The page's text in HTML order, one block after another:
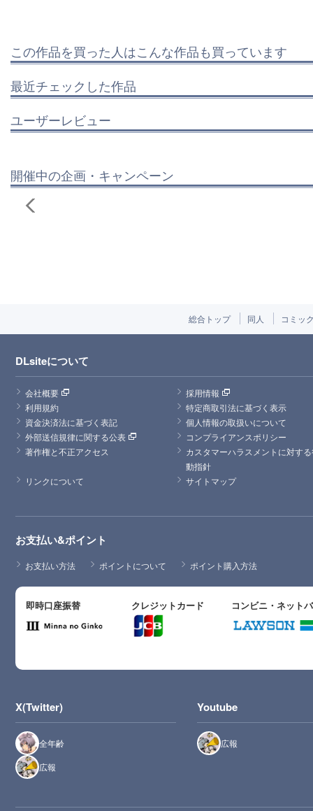
この作品を買った人はこんな作品も買っています
最近チェックした作品
ユーザーレビュー
開催中の企画・キャンペーン
総合トップ 同人 コミッ
DLsiteについて
会社概要
採用情報
利用規約
特定商取引法に基づく表示
資金決済法に基づく表記
個人情報の取扱いについて
外部送信規律に関する公表
コンプライアンスポリシー
著作権と不正アクセス
カスタマーハラスメントに対す
動指針
リンクについて
サイトマップ
お支払い&ポイント
お支払い方法 ポイントについて ポイント購入方法
即時口座振替 クレジットカード コンビニ・ネット
X(Twitter)
全年齢
広報
Youtube
広報